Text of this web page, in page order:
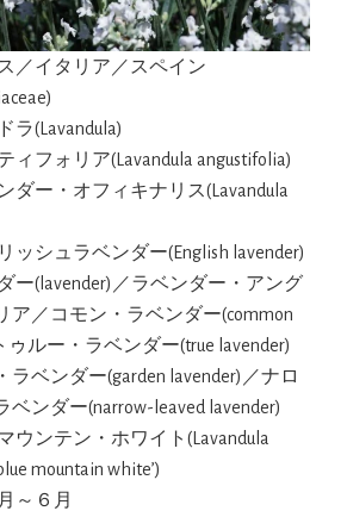
／イタリア／スペイン
ラ(Lavandula)
ィフォリア(Lavandula angustifolia)
ダー・オフィキナリス(Lavandula
ッシュラベンダー(English lavender)
ー(lavender)／ラベンダー・アング
ア／コモン・ラベンダー(common
ゥルー・ラベンダー(true lavender)
ラベンダー(garden lavender)／ナロ
ベンダー(narrow-leaved lavender)
ウンテン・ホワイト(Lavandula
mountain white’)
～６月